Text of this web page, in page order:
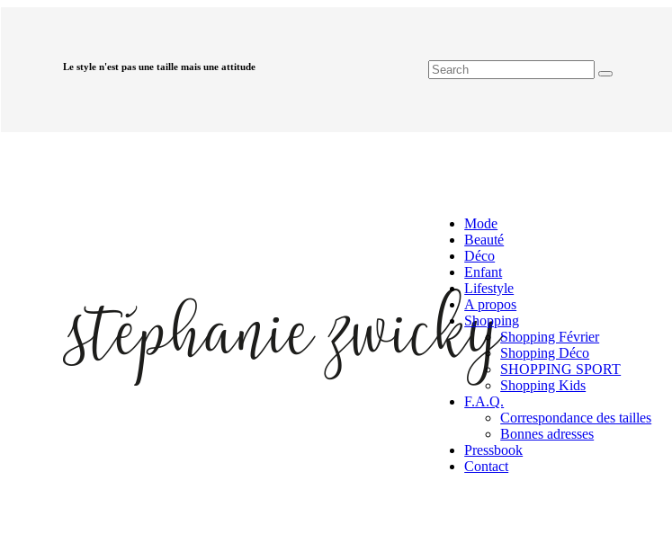
Le style n'est pas une taille mais une attitude
Mode
Beauté
Déco
Enfant
Lifestyle
A propos
Shopping
Shopping Février
Shopping Déco
SHOPPING SPORT
Shopping Kids
F.A.Q.
Correspondance des tailles
Bonnes adresses
Pressbook
Contact